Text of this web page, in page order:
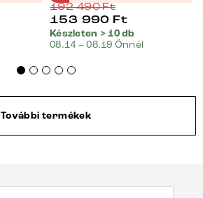
192 490Ft
153 990 Ft
Készleten > 10 db
08.14 – 08.19 Önnél
További termékek